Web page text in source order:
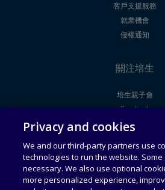
客戶支援服務
就業機會
侵權通知
關注培生
培生親子會
Facebook
Youtube
法律聲明
Privacy and cookies
We and our third-party partners use
technologies to run the website.
necessary. We also use optional
more personalized experience,